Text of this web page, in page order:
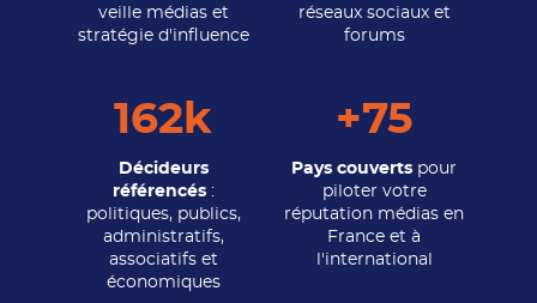
veille médias et
stratégie d'influence
réseaux sociaux et
forums
162k
Décideurs
référencés:
politiques, publics,
administratifs,
associatifs et
économiques
+75
Pays couverts pour
piloter votre
réputation médias en
France et à
l'international